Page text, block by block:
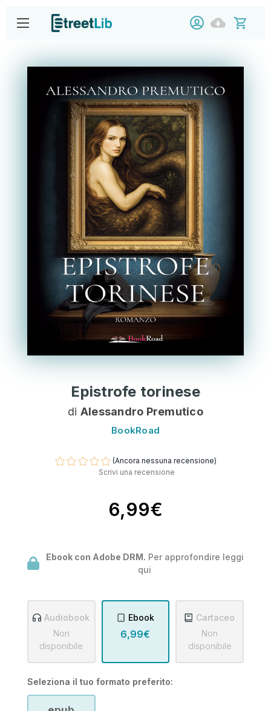
Epistrofe torinese
di Alessandro Premutico
BookRoad
(Ancora nessuna recensione)
Scrivi una recensione
6,99€
Ebook con Adobe DRM. Per approfondire leggi
qui
Audiobook
Non
disponibile
Ebook
6,99€
Cartaceo
Non
disponibile
Seleziona il tuo formato preferito: